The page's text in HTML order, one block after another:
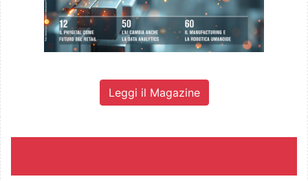
Leggi il Magazine